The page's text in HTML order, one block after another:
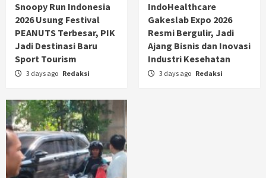
Snoopy Run Indonesia
2026 Usung Festival
PEANUTS Terbesar, PIK
Jadi Destinasi Baru
Sport Tourism
3 days ago Redaksi
IndoHealthcare
Gakeslab Expo 2026
Resmi Bergulir, Jadi
Ajang Bisnis dan Inovasi
Industri Kesehatan
3 days ago Redaksi